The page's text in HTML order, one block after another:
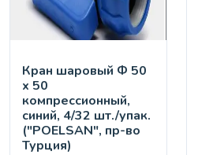
Кран шaровый Ф 50
х 50
компрессионный,
синий, 4/32 шт./упак.
("POELSAN", пр-во
Турция)